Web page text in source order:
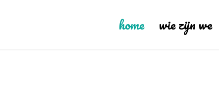
home wie zijn we